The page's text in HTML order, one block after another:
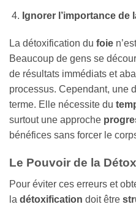
Ignorer l’importance de
La détoxification du foie
Beaucoup de gens se
de résultats immédiats et
processus. Cependant, une
terme. Elle nécessite du
surtout une approche
bénéfices sans forcer le
Le Pouvoir de la
Pour éviter ces erreurs et
la détoxification doit être